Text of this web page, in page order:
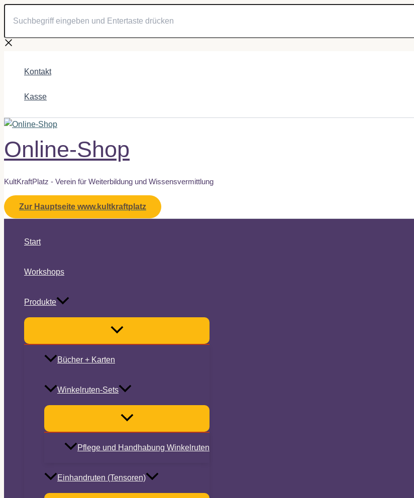
Inhalt
springen
Suchbegriff
eingeben
Entertaste
drücken
Kontakt
Kasse
Online-Shop
KultKraftPlatz - Verein für Weiterbildung und Wissensvermittlung
Zur Hauptseite www.kultkraftplatz
Start
Workshops
Produkte
Bücher + Karten
Winkelruten-Sets
Pflege und Handhabung Winkelruten
Einhandruten (Tensoren)